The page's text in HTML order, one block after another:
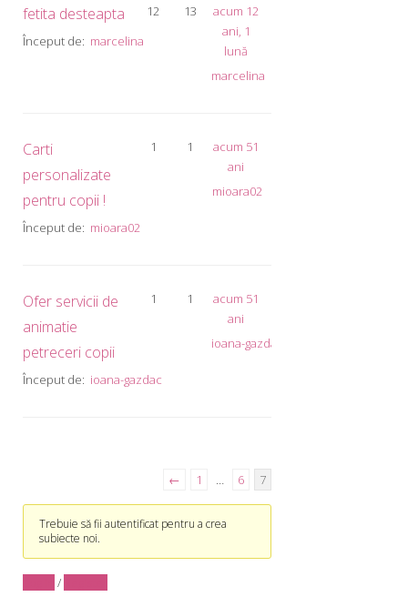
fetita desteapta
Început de: marcelina
12 13
acum 12
ani, 1
lună
marcelina
Carti
personalizate
pentru copii !
Început de: mioara02
1 1
acum 51
ani
mioara02
Ofer servicii de
animatie
petreceri copii
Început de: ioana-gazdac
1 1
acum 51
ani
ioana-gazdac
← 1 … 6 7
Trebuie să fii autentificat pentru a crea
subiecte noi.
/